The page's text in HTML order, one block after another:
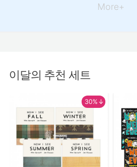
More+
이달의 추천 세트
30%↓